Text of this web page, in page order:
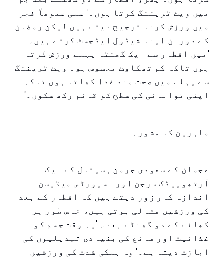
میں ویٹ ٹریننگ کرتا ہوں۔' علی عموماً فجر
میں ورزش کرنا ترجیح دیتے ہیں لیکن رمضان
کے دوران اپنا شیڈول ایڈجسٹ کرتے ہیں۔
'میں افطار سے ایک گھنٹہ پہلے ورزش کرتا
ہوں تاکہ کم تھکاوٹ محسوس ہو۔ ویٹ ٹریننگ
سے پہلے میں صحت مند غذا کھاتا ہوں تاکہ
اپنی توانائی کی سطح کو قائم رکھ سکوں۔'
ماہرین کا مشورہ
عجمان کے سعودی جرمن ہسپتال کے ایک
آرتھوپیڈک سرجن اور اسپورٹس میڈیسن
اندازہ کار زور دیتے ہیں کہ افطار کے بعد
کی ورزشیں مثالی ہوتی ہیں، خاص طور پر
کھانے کے دو گھنٹے بعد۔ 'یہ وقت جسم کو
غذائیت اور مائع کی بنیادی تبدیلیوں کی
اجازت دیتا ہے۔' وہ ہلکی شدت کی ورزشیں